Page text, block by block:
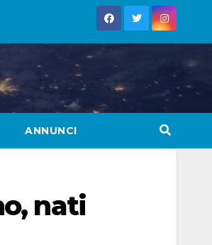
ANNUNCI
nati